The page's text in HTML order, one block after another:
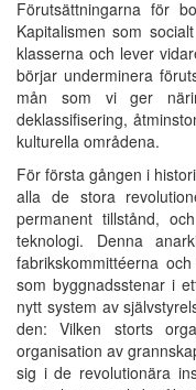
Förutsättningarna för
Kapitalismen som
klasserna och lever
börjar underminera
mån som vi ger
deklassifisering,
kulturella områdena.
För första gången i
alla de stora
permanent tillstånd,
teknologi. Denna
fabrikskommittéerna
som byggnadsstenar i
nytt system av
den: Vilken storts
organisation av
sig i de revolutionära